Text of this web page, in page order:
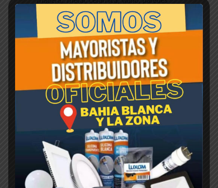
pintadas y acabados delicados como la
mampostería,. Viene acompañada de un
papel separador que la protege hasta su uso.
Aplicaciones: aducación, industria, oficina,
hogar, comercio y publicidad. La caja madre
contiene 40 unidades
Productos relacionados